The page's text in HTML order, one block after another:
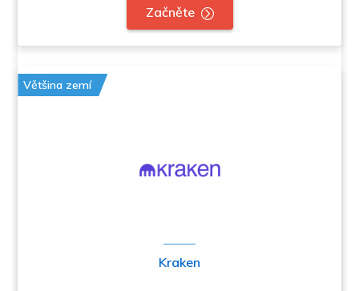
Začněte
Většina zemí
Kraken